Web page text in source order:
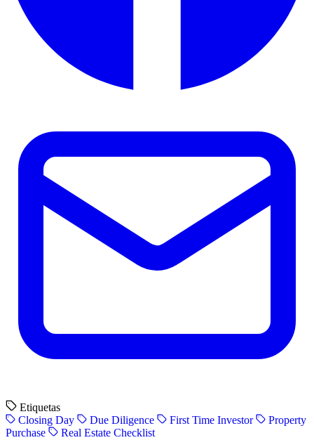
Etiquetas
Closing Day
Due Diligence First Time Investor
Property
Purchase
Real Estate Checklist